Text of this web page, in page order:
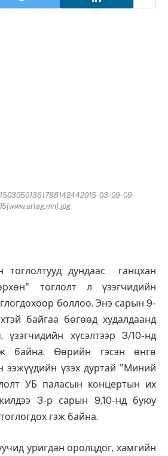
03-09-09-
дундаас ганцхан
тоглолт л үзэгчидийн
боллоо. Энэ сарын 9-
байгаа бөгөөд худалдаанд
үзэгчидийн хүсэлтээр 3/10-нд
байна. Өөрийн гэсэн өнгө
ээжүүдийн үзэх дуртай "Миний
УБ паласын концертын их
3-р сарын 9,10-нд буюу
гэж байна.
уригдан оролцдог, хамгийн